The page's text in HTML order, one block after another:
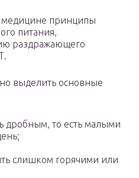
медицине принципы
питания,
раздражающего
выделить основные
дробным, то есть малыми
слишком горячими или